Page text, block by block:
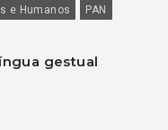
e Humanos
PAN
gestual